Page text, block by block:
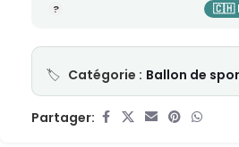
Catégorie : Ballon de
Partager: